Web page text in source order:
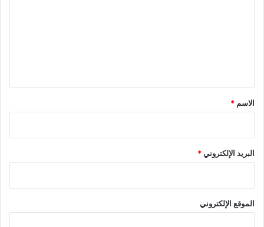
*
الاسم *
البريد الإلكتروني*
الموقع الإلكتروني